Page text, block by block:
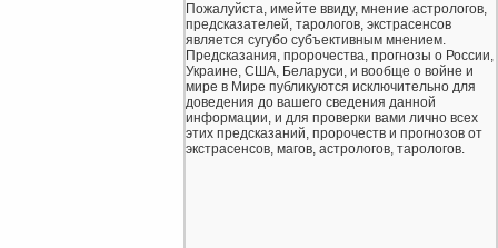
Пожалуйста, имейте ввиду, мнение астрологов,
предсказателей, тарологов, экстрасенсов
является сугубо субъективным мнением.
Предсказания, пророчества, прогнозы о России,
Украине, США, Беларуси, и вообще о войне и
мире в Мире публикуются исключительно для
доведения до вашего сведения данной
информации, и для проверки вами лично всех
этих предсказаний, пророчеств и прогнозов от
экстрасенсов, магов, астрологов, тарологов.